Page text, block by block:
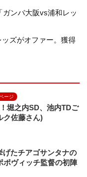
n
ガンバ大阪vs浦和レッ
ズがオファー。獲得
ージ
堀之内SD、池内TDご
ク佐藤さん)
げたチアゴサンタナの
ポヴィッチ監督の初陣